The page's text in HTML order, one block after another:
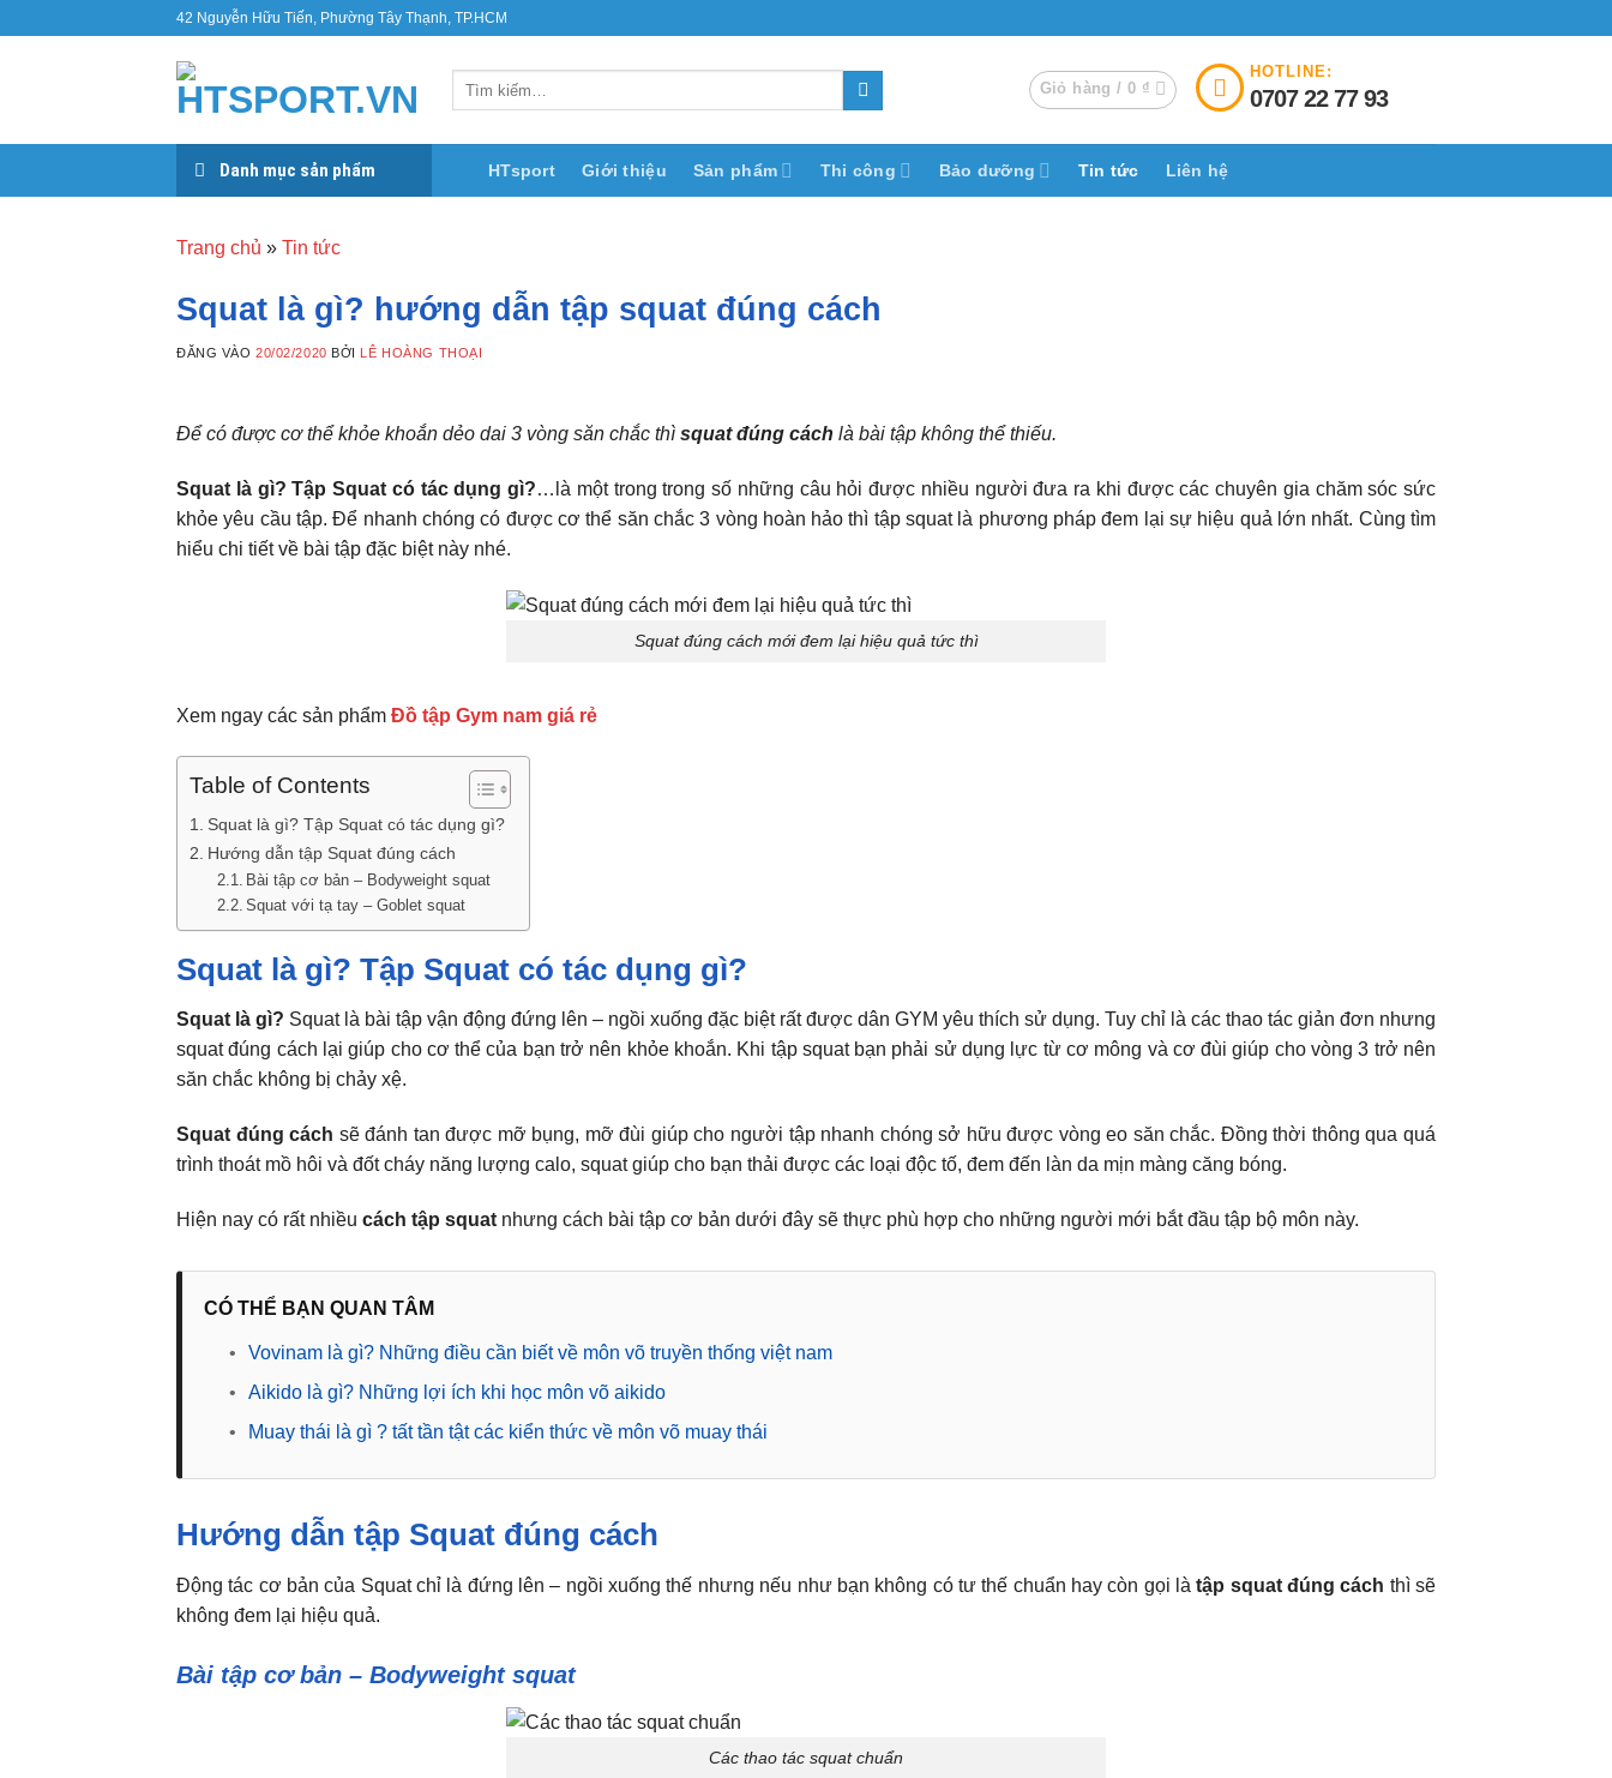
42 Nguyễn Hữu Tiến, Phường Tây Thạnh, TP.HCM
Giỏ hàng / 0 ₫
HOTLINE:
0707 22 77 93
Danh mục sản phẩm HTsport Giới thiệu Sản phẩm Thi công Bảo dưỡng Tin tức Liên hệ
Trang chủ » Tin tức
Squat là gì? hướng dẫn tập squat đúng cách
ĐĂNG VÀO20/02/2020 BỞI LÊ HOÀNG THOẠI
Để có được cơ thể khỏe khoắn dẻo dai 3 vòng săn chắc thì squat đúng cách là bài tập không thể thiếu.
Squat là gì? Tập Squat có tác dụng gì?…là một trong trong số những câu hỏi được nhiều người đưa ra khi được các chuyên gia chăm sóc sức
khỏe yêu cầu tập. Để nhanh chóng có được cơ thể săn chắc 3 vòng hoàn hảo thì tập squat là phương pháp đem lại sự hiệu quả lớn nhất. Cùng tìm
hiểu chi tiết về bài tập đặc biệt này nhé.
Squat đúng cách mới đem lại hiệu quả tức thì
Xem ngay các sản phẩm Đồ tập Gym nam giá rẻ
Table of Contents
Squat là gì? Tập Squat có tác dụng gì?
Hướng dẫn tập Squat đúng cách
Bài tập cơ bản – Bodyweight squat
Squat với tạ tay – Goblet squat
Squat là gì? Tập Squat có tác dụng gì?
Squat là gì? Squat là bài tập vận động đứng lên – ngồi xuống đặc biệt rất được dân GYM yêu thích sử dụng. Tuy chỉ là các thao tác giản đơn nhưng
squat đúng cách lại giúp cho cơ thể của bạn trở nên khỏe khoắn. Khi tập squat bạn phải sử dụng lực từ cơ mông và cơ đùi giúp cho vòng 3 trở nên
săn chắc không bị chảy xệ.
Squat đúng cách sẽ đánh tan được mỡ bụng, mỡ đùi giúp cho người tập nhanh chóng sở hữu được vòng eo săn chắc. Đồng thời thông qua quá
trình thoát mồ hôi và đốt cháy năng lượng calo, squat giúp cho bạn thải được các loại độc tố, đem đến làn da mịn màng căng bóng.
Hiện nay có rất nhiều cách tập squat nhưng cách bài tập cơ bản dưới đây sẽ thực phù hợp cho những người mới bắt đầu tập bộ môn này.
CÓ THỂ BẠN QUAN TÂM
•
Vovinam là gì? Những điều cần biết về môn võ truyền thống việt nam
•
Aikido là gì? Những lợi ích khi học môn võ aikido
•
Muay thái là gì ? tất tần tật các kiển thức về môn võ muay thái
Hướng dẫn tập Squat đúng cách
Động tác cơ bản của Squat chỉ là đứng lên – ngồi xuống thế nhưng nếu như bạn không có tư thế chuẩn hay còn gọi làtập squat đúng cách thì sẽ
không đem lại hiệu quả.
Bài tập cơ bản – Bodyweight squat
Các thao tác squat chuẩn